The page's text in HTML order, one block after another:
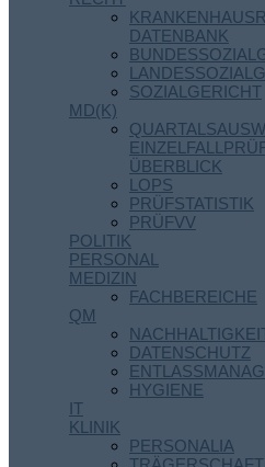
DATENBANK
SOZIALGERICHT
MD(K)
ÜBERBLICK
LOPS
PRÜFSTATISTIK
PRÜFVV
POLITIK
PERSONAL
MEDIZIN
FACHBEREICHE
QM
DATENSCHUTZ
HYGIENE
IT
KLINIK
PERSONALIA